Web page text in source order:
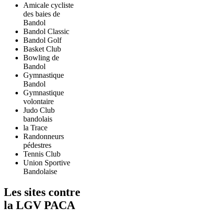
Amicale cycliste
des baies de
Bandol
Bandol Classic
Bandol Golf
Basket Club
Bowling de
Bandol
Gymnastique
Bandol
Gymnastique
volontaire
Judo Club
bandolais
la Trace
Randonneurs
pédestres
Tennis Club
Union Sportive
Bandolaise
Les sites contre
la LGV PACA